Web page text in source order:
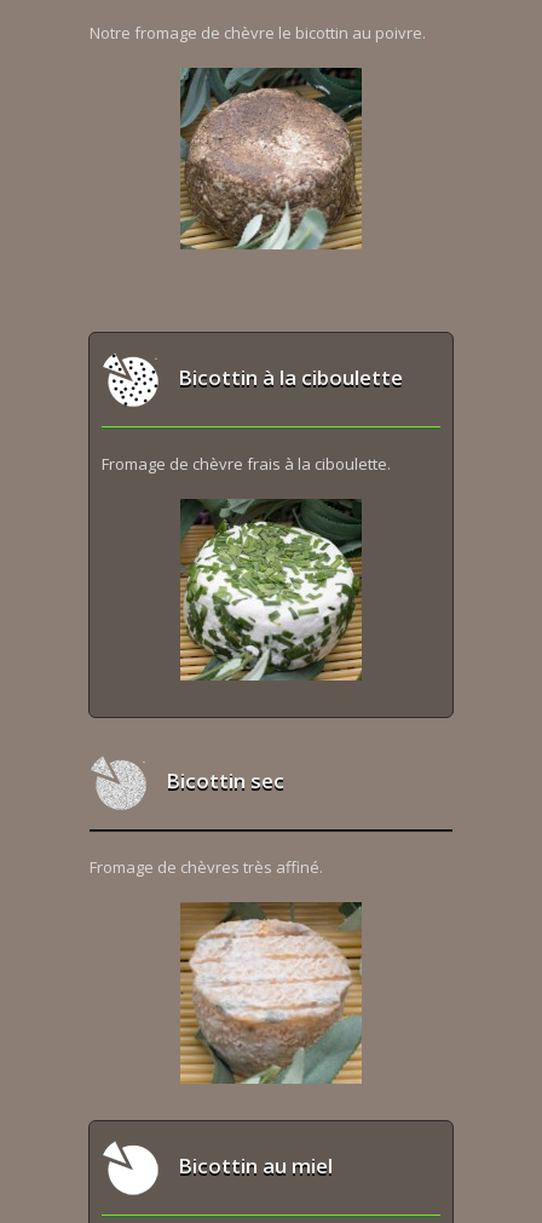
Notre fromage de chèvre le bicottin au poivre.
Bicottin à la ciboulette
Fromage de chèvre frais à la ciboulette.
Bicottin sec
Fromage de chèvres très affiné.
Bicottin au miel